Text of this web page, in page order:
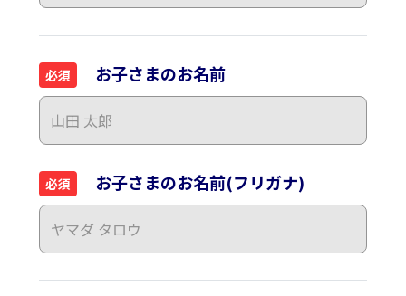
必須 お子さまのお名前
必須 お子さまのお名前(フリガナ)